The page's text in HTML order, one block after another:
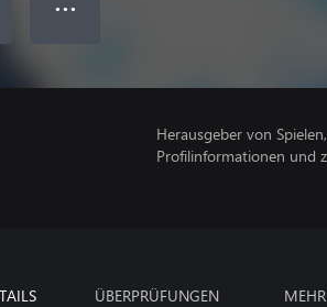
● ● ●
Herausgeber von
Profilinformationen und
ÜBERPRÜFUNGEN MEHR